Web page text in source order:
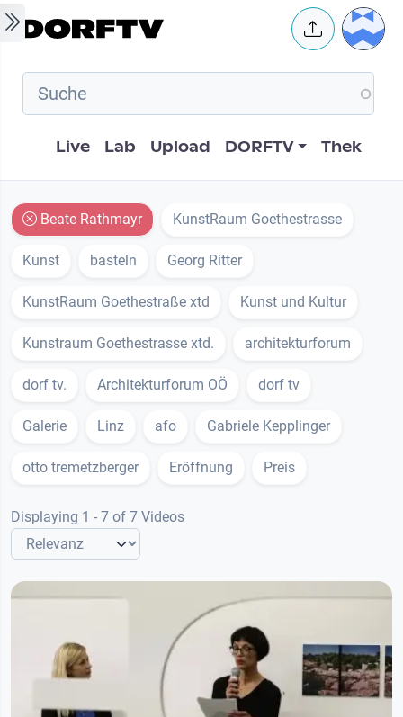
Skip to main content User
Hauptnavigation
Live Lab Upload DORFTV Thek
Beate Rathmayr KunstRaum Goethestrasse
Kunst basteln Georg Ritter
KunstRaum Goethestraße xtd Kunst und Kultur
Kunstraum Goethestrasse xtd. architekturforum
dorf tv. Architekturforum OÖ dorf tv
Galerie Linz afo Gabriele Kepplinger
otto tremetzberger Eröffnung Preis
Displaying 1 - 7 of 7 Videos